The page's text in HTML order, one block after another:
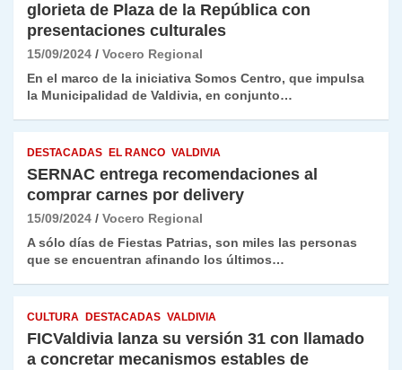
glorieta de Plaza de la República con
presentaciones culturales
15/09/2024
Vocero Regional
En el marco de la iniciativa Somos Centro, que impulsa
la Municipalidad de Valdivia, en conjunto…
DESTACADAS EL RANCO VALDIVIA
SERNAC entrega recomendaciones al
comprar carnes por delivery
15/09/2024
Vocero Regional
A sólo días de Fiestas Patrias, son miles las personas
que se encuentran afinando los últimos…
CULTURA DESTACADAS VALDIVIA
FICValdivia lanza su versión 31 con llamado
a concretar mecanismos estables de